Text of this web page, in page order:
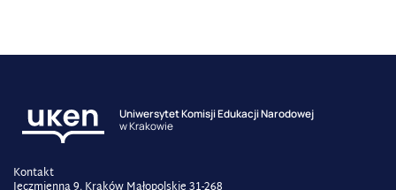
Uniwersytet Komisji Edukacji Narodowej
w Krakowie
Kontakt